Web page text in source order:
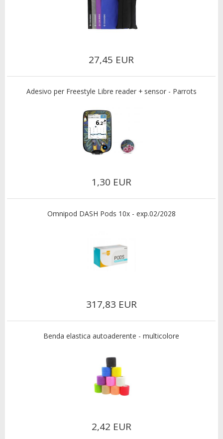
27,45 EUR
Adesivo per Freestyle Libre reader + sensor - Parrots
1,30 EUR
Omnipod DASH Pods 10x - exp.02/2028
317,83 EUR
Benda elastica autoaderente - multicolore
2,42 EUR